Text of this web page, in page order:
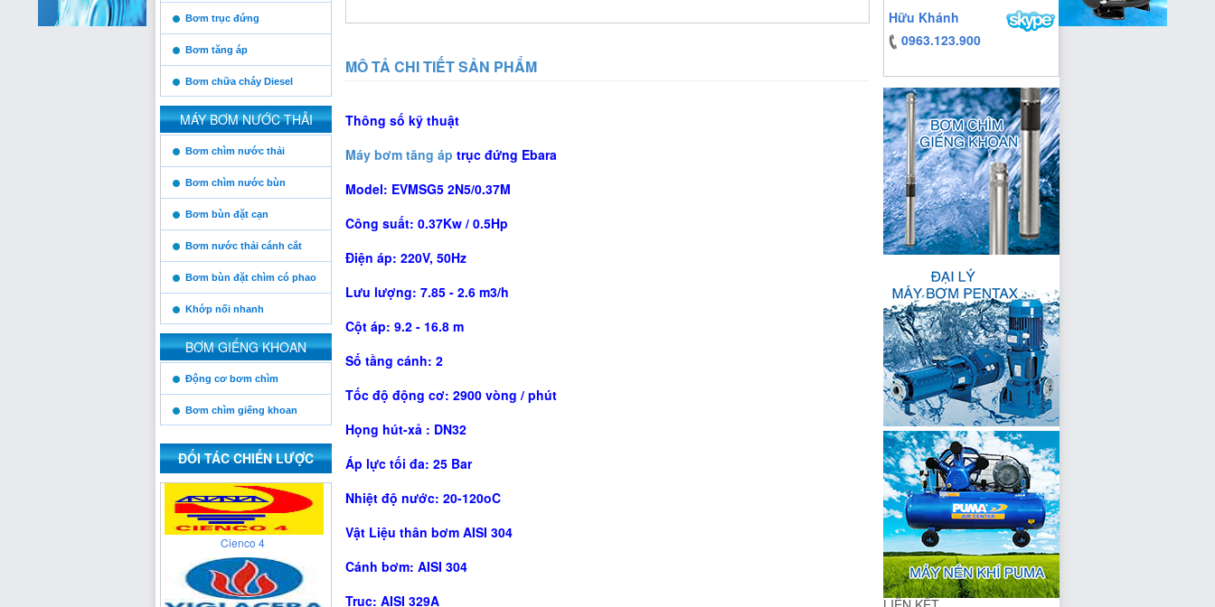
Bơm trục đứng
Bơm tăng áp
Bơm chữa cháy Diesel
MÁY BƠM NƯỚC THẢI
https:/www.high-
endrolex.com/13
Bơm chìm nước thải
Bơm chìm nước bùn
Bơm bùn đặt cạn
Bơm nước thải cánh cắt
Bơm bùn đặt chìm có phao
Khớp nối nhanh
BƠM GIẾNG KHOAN
https:/www.high-
endrolex.com/13
Động cơ bơm chìm
Bơm chìm giếng khoan
ĐỐI TÁC CHIẾN LƯỢC
Vinaconex
Thăng Long
Him Lam
Posco
Xuân Thành
Cienco 4
Viglacera
MÔ TẢ CHI TIẾT SẢN PHẨM
Thông số kỹ thuật
Máy bơm tăng áp trục đứng Ebara
Model: EVMSG5 2N5/0.37M
Công suất: 0.37Kw / 0.5Hp
Điện áp: 220V, 50Hz
Lưu lượng: 7.85 - 2.6 m3/h
Cột áp: 9.2 - 16.8 m
Số tầng cánh: 2
Tốc độ động cơ: 2900 vòng / phút
Họng hút-xả : DN32
Áp lực tối đa: 25 Bar
Nhiệt độ nước: 20-120oC
Vật Liệu thân bơm AISI 304
Cánh bơm: AISI 304
Trục: AISI 329A
Hữu Khánh
0963.123.900
https:/www.high-
endrolex.com/13